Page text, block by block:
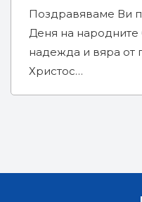
Поздравяваме Ви
Деня на народните
надежда и вяра от
Христос…